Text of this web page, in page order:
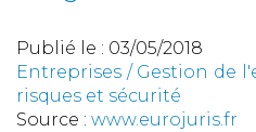
Publié le : 03/05/2018
Entreprises / Gestion de
risques et sécurité
Source : www.eurojuris.fr